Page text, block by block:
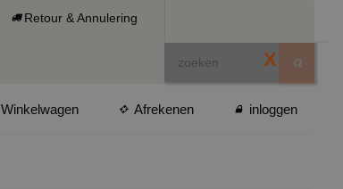
Retour & Annulering
X
Winkelwagen Afrekenen inloggen